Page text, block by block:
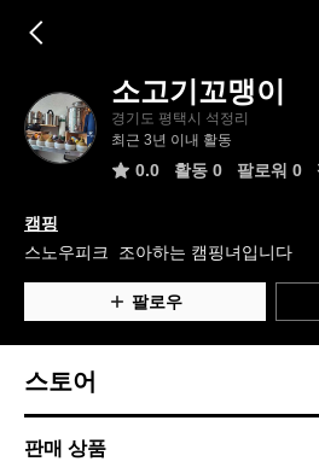
소
고
기
이
소고기꼬맹이
경기도 평택시 석정리
최근 3년 이내 활동
0.0 활동 0 팔로워 0
캠핑
스노우피크  조아하는 캠핑녀입니다
팔로우
스토어
판매 상품